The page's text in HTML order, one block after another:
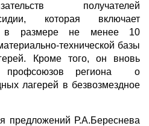
получателей
которая включает
в размере не менее 10
технической базы
Кроме того, он вновь
профсоюзов региона о
лагерей в безвозмездное
предложений Р.А.Береснева